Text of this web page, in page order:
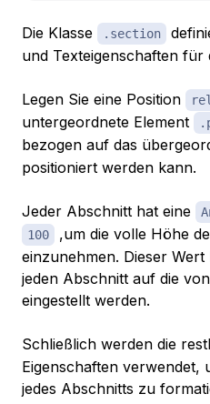
Die Klasse .section
und Texteigenschaften für
Legen Sie eine Position
untergeordnete Element
bezogen auf das
positioniert werden kann.
Jeder Abschnitt hat eine
100
,um die volle Höhe
einzunehmen. Dieser
jeden Abschnitt auf die
eingestellt werden.
Schließlich werden die
Eigenschaften verwendet,
jedes Abschnitts zu